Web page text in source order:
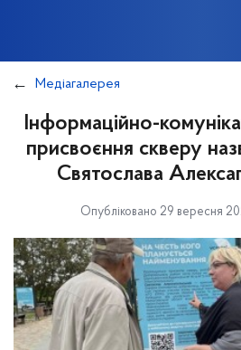
Медіагалерея
Інформаційно-
присвоєння скверу
Святослава
Опубліковано 29 вересня